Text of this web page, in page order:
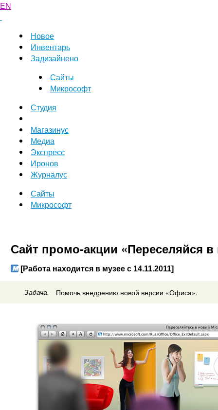
EN
Новое
Инвентарь
Задизайнено
Сайты
Микрософт
Студия
Магазинус
Медиа
Экспресс
Иронов
Журналус
Сайты
Микрософт
Сайт промо-акции «Переселяйся
[Работа находится в музее с 14.11.2011]
Задача. Помочь внедрению новой версии «Офиса».